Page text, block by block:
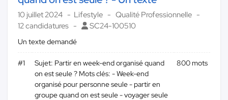
10 juillet 2024 Lifestyle
Qualité Professionnelle
12 candidatures
SC24-100510
Un texte demandé
#1
Sujet: Partir en week-end organisé quand
on est seule ? Mots clés: - Week-end
organisé pour personne seule - partir en
groupe quand on est seule - voyager seule
800 mots